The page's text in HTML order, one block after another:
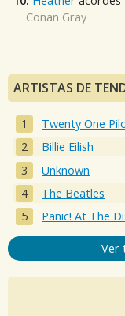
Conan Gray
ARTISTAS DE
Twenty One
Billie Eilish
Unknown
The Beatles
Panic! At The
Ver